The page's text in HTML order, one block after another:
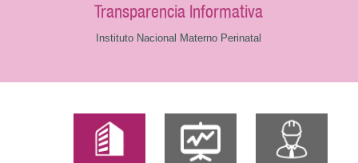
Transparencia Informativa
Instituto Nacional Materno Perinatal